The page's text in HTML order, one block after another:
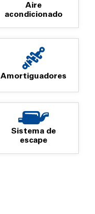
Aire
acondicionado
Amortiguadores
Sistema de
escape